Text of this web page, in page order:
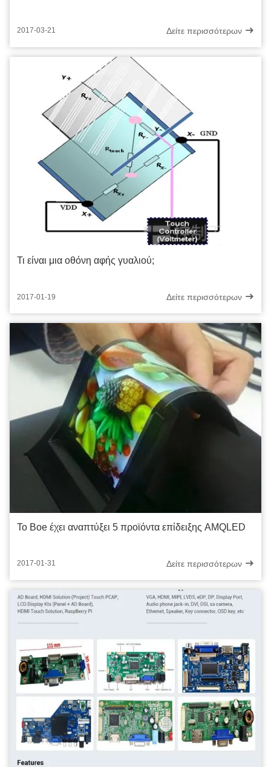
2017-03-21 Δείτε περισσότερων
Τι είναι μια οθόνη αφής γυαλιού;
2017-01-19 Δείτε περισσότερων
Το Boe έχει αναπτύξει 5 προϊόντα επίδειξης AMQLED
2017-01-31 Δείτε περισσότερων